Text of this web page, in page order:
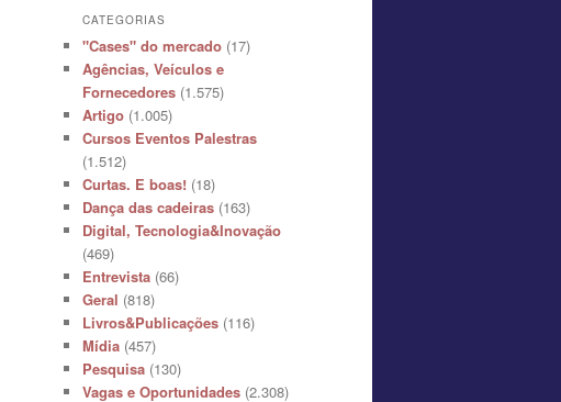
CATEGORIAS
"Cases" do mercado (17)
Agências, Veículos e
Fornecedores (1.575)
Artigo (1.005)
Cursos Eventos Palestras
(1.512)
Curtas. E boas! (18)
Dança das cadeiras (163)
Digital, Tecnologia&Inovação
(469)
Entrevista (66)
Geral (818)
Livros&Publicações (116)
Mídia (457)
Pesquisa (130)
Vagas e Oportunidades (2.308)